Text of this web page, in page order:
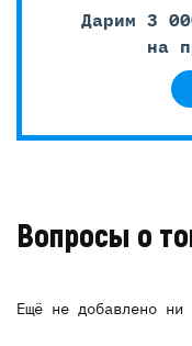
Дарим 3
на
Вопросы о
Ещё не добавлено ни